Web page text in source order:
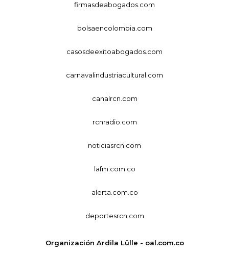
firmasdeabogados.com
bolsaencolombia.com
casosdeexitoabogados.com
carnavalindustriacultural.com
canalrcn.com
rcnradio.com
noticiasrcn.com
lafm.com.co
alerta.com.co
deportesrcn.com
Organización Ardila Lülle - oal.com.co